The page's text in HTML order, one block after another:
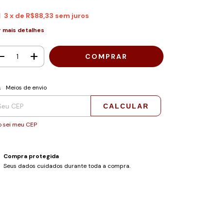
3 x de R$88,33 sem juros
mais detalhes
para o CEP:
Meios de envio
CALCULAR
sei meu CEP
Compra protegida
Seus dados cuidados durante toda a compra.